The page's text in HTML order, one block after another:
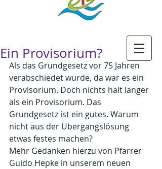
Ein Provisorium?
Als das Grundgesetz vor 75 Jahren
verabschiedet wurde, da war es ein
Provisorium. Doch nichts hält länger
als ein Provisorium. Das
Grundgesetz ist ein gutes. Warum
nicht aus der Übergangslösung
etwas festes machen?
Mehr Gedanken hierzu von Pfarrer
Guido Hepke in unserem neuen